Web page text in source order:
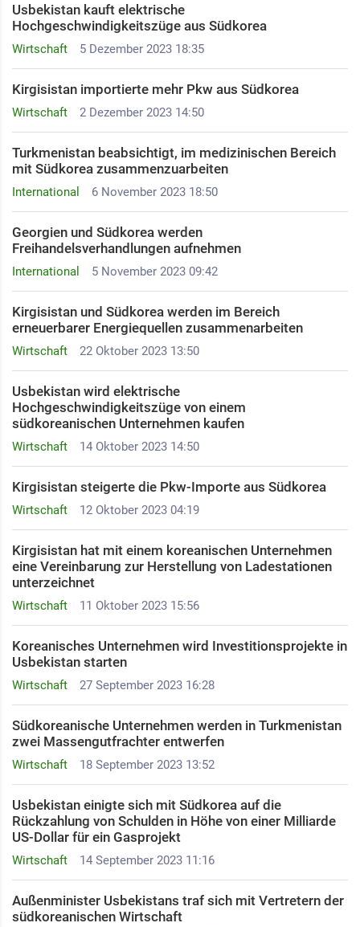
Wirtschaft 5 Dezember 2023 18:35
Usbekistan kauft elektrische
Hochgeschwindigkeitszüge aus Südkorea
Wirtschaft 2 Dezember 2023 14:50
Kirgisistan importierte mehr Pkw aus Südkorea
International 6 November 2023 18:50
Turkmenistan beabsichtigt, im medizinischen Bereich
mit Südkorea zusammenzuarbeiten
International 5 November 2023 09:42
Georgien und Südkorea werden
Freihandelsverhandlungen aufnehmen
Wirtschaft 22 Oktober 2023 13:50
Kirgisistan und Südkorea werden im Bereich
erneuerbarer Energiequellen zusammenarbeiten
Wirtschaft 14 Oktober 2023 14:50
Usbekistan wird elektrische
Hochgeschwindigkeitszüge von einem
südkoreanischen Unternehmen kaufen
Wirtschaft 12 Oktober 2023 04:19
Kirgisistan steigerte die Pkw-Importe aus Südkorea
Wirtschaft 11 Oktober 2023 15:56
Kirgisistan hat mit einem koreanischen Unternehmen
eine Vereinbarung zur Herstellung von Ladestationen
unterzeichnet
Wirtschaft 27 September 2023 16:28
Koreanisches Unternehmen wird Investitionsprojekte in
Usbekistan starten
Wirtschaft 18 September 2023 13:52
Südkoreanische Unternehmen werden in Turkmenistan
zwei Massengutfrachter entwerfen
Wirtschaft 14 September 2023 11:16
Usbekistan einigte sich mit Südkorea auf die
Rückzahlung von Schulden in Höhe von einer Milliarde
US-Dollar für ein Gasprojekt
Außenminister Usbekistans traf sich mit Vertretern der
südkoreanischen Wirtschaft